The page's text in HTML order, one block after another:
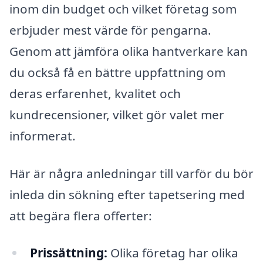
inom din budget och vilket företag som
erbjuder mest värde för pengarna.
Genom att jämföra olika hantverkare kan
du också få en bättre uppfattning om
deras erfarenhet, kvalitet och
kundrecensioner, vilket gör valet mer
informerat.
Här är några anledningar till varför du bör
inleda din sökning efter tapetsering med
att begära flera offerter:
Prissättning: Olika företag har olika